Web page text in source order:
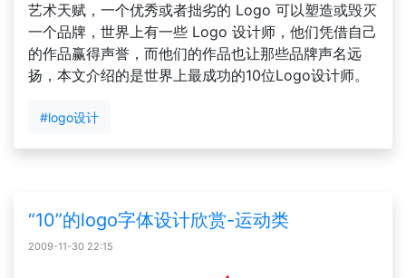
艺术天赋，一个优秀或者拙劣的 Logo 可以塑造或毁灭
一个品牌，世界上有一些 Logo 设计师，他们凭借自己
的作品赢得声誉，而他们的作品也让那些品牌声名远
扬，本文介绍的是世界上最成功的10位Logo设计师。
#logo设计
“10”的logo字体设计欣赏-运动类
2009-11-30 22:15